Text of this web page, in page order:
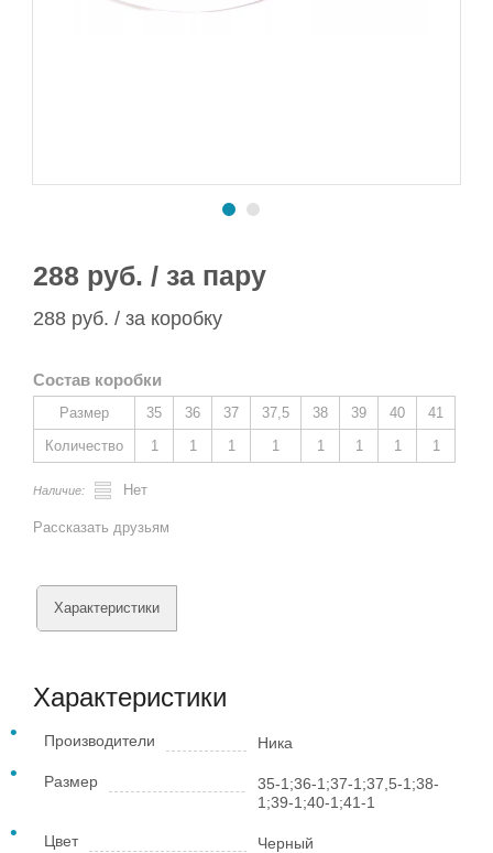
288 руб. / за пару
288 руб. / за коробку
Состав коробки
Размер 35 36 37 37,5 38 39 40
41
Количество
1 1 1 1 1 1 1 1
Наличие: Нет
Рассказать друзьям
Характеристики
Характеристики
Производители Ника
Размер
35-1;36-1;37-1;37,5-1;38-
1;39-1;40-1;41-1
Цвет Черный